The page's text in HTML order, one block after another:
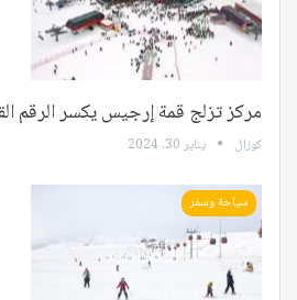
مركز تزلج قمة إرجيس يكسر الرقم
كوزال يناير 30, 2024
سياحة وسفر